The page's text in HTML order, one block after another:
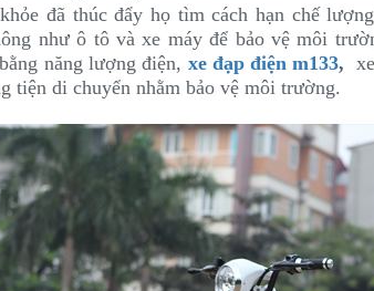
đã thúc đẩy họ tìm cách hạn chế
như ô tô và xe máy để bảo vệ môi
năng lượng điện, xe đạp điện m133,
tiện di chuyển nhằm bảo vệ môi trường.